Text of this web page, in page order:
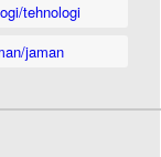
tehnologi
jaman